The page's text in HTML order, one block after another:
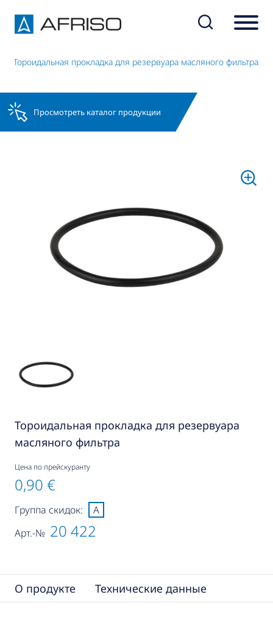
Тороидальная прокладка для резервуара масляного фильтра
Просмотреть каталог продукции
Тороидальная прокладка для резервуара
масляного фильтра
Цена по прейскуранту
0,90 €
Арт.-№ 20 422
Группа скидок: A
О продукте Технические данные